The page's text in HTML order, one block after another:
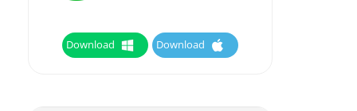
Download Download